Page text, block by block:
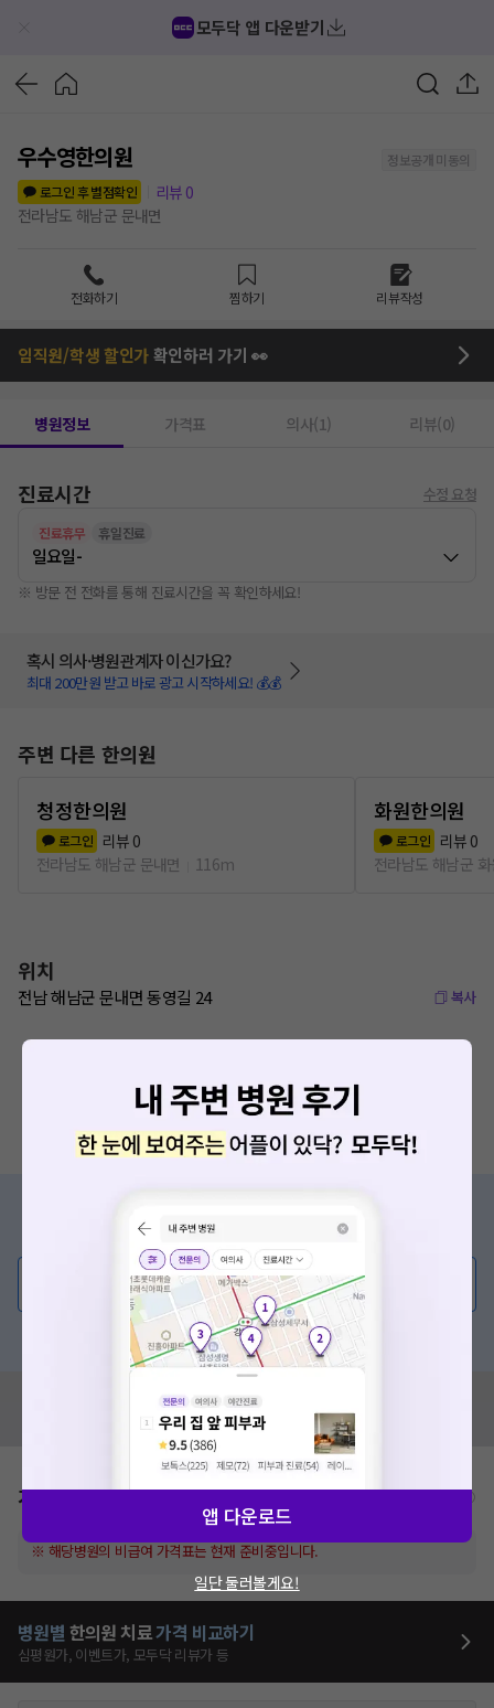
모두닥 앱 다운받기
우수영한의원
정보공개 미동의
로그인 후 별점확인
리뷰 0
전라남도 해남군 문내면
전화하기 찜하기 리뷰작성
임직원/학생 할인가확인하러 가기 👀
병원정보 가격표 의사(1) 리뷰(0)
진료시간 수정 요청
진료휴무 휴일진료
일요일-
※ 방문 전 전화를 통해 진료시간을 꼭 확인하세요!
혹시 의사·병원관계자 이신가요?
최대 200만원 받고 바로 광고 시작하세요! 💰💰
주변 다른 한의원
청정한의원
로그인 리뷰 0
전라남도 해남군 문내면
116m
화원한의원
로그인 리뷰 0
전라남도 해남군
위치
전남 해남군 문내면 동영길 24 복사
증상/치료, 궁금한 점이 있나요?
💬 무엇이든 물어보세요
혹은, 의료상담 서비스에 다양한 게시글 보러가기
혹시 잘못된 병원정보가 있나요?
모두닥 팀에 알려주세요!
가격표 비급여/급여 진료란?
※ 해당병원의 비급여 가격표는 현재 준비중입니다.
병원별 한의원 치료가격 비교하기
심평원가, 이벤트가, 모두닥 리뷰가 등
앱 다운로드
일단 둘러볼게요!